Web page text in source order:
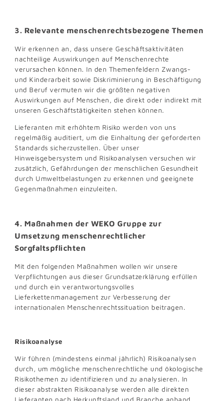
3. Relevante menschenrechtsbezogene Themen
Wir erkennen an, dass unsere Geschäftsaktivitäten
nachteilige Auswirkungen auf Menschenrechte
verursachen können. In den Themenfeldern Zwangs-
und Kinderarbeit sowie Diskriminierung in Beschäftigung
und Beruf vermuten wir die größten negativen
Auswirkungen auf Menschen, die direkt oder indirekt mit
unseren Geschäftstätigkeiten stehen können.
Lieferanten mit erhöhtem Risiko werden von uns
regelmäßig auditiert, um die Einhaltung der geforderten
Standards sicherzustellen. Über unser
Hinweisgebersystem und Risikoanalysen versuchen wir
zusätzlich, Gefährdungen der menschlichen Gesundheit
durch Umweltbelastungen zu erkennen und geeignete
Gegenmaßnahmen einzuleiten.
4. Maßnahmen der WEKO Gruppe zur
Umsetzung menschenrechtlicher
Sorgfaltspflichten
Mit den folgenden Maßnahmen wollen wir unsere
Verpflichtungen aus dieser Grundsatzerklärung erfüllen
und durch ein verantwortungsvolles
Lieferkettenmanagement zur Verbesserung der
internationalen Menschenrechtssituation beitragen.
Risikoanalyse
Wir führen (mindestens einmal jährlich) Risikoanalysen
durch, um mögliche menschenrechtliche und ökologische
Risikothemen zu identifizieren und zu analysieren. In
dieser abstrakten Risikoanalyse werden alle direkten
Lieferanten nach Herkunftsland und Branche anhand